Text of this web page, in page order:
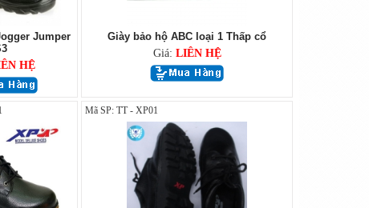
Jumper
HỆ
Giày bảo hộ ABC loại 1 Thấp cổ
Giá: LIÊN HỆ
Mã SP: TT - XP01